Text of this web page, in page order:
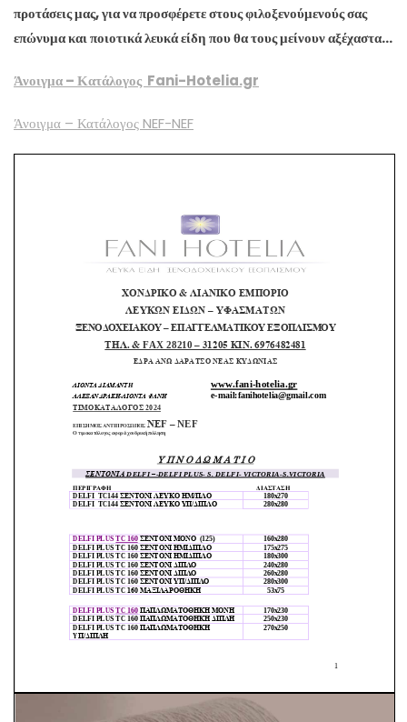
προτάσεις μας, για να προσφέρετε στους φιλοξενούμενούς σας
επώνυμα και ποιοτικά λευκά είδη που θα τους μείνουν αξέχαστα…
Άνοιγμα – Κατάλογος Fani-Hotelia.gr
Άνοιγμα – Κατάλογος NEF-NEF